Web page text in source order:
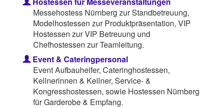
Messehostess Nürnberg zur Standbetreuung,
Modelhostessen zur Produktpräsentation, VIP
Hostessen zur VIP Betreuung und
Chefhostessen zur Teamleitung.
Event & Cateringpersonal
Event Aufbauhelfer, Cateringhostessen,
Kellnerinnen & Kellner, Service- &
Kongresshostessen, sowie Hostessen Nürnberg
für Garderobe & Empfang.